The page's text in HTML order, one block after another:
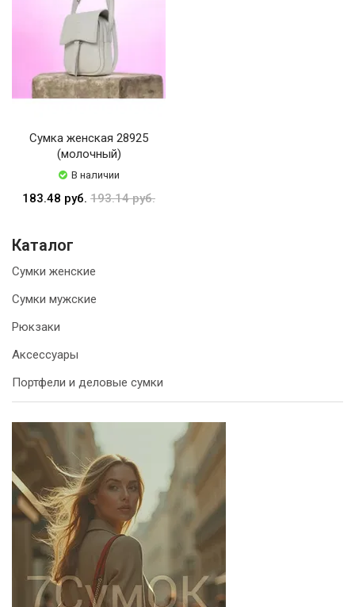
Сумка женская 28925
(молочный)
В наличии
183.48 руб. 193.14 руб.
Каталог
Сумки женские
Сумки мужские
Рюкзаки
Аксессуары
Портфели и деловые сумки